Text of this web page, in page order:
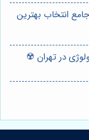
انتخاب بهترین
در تهران ☢️